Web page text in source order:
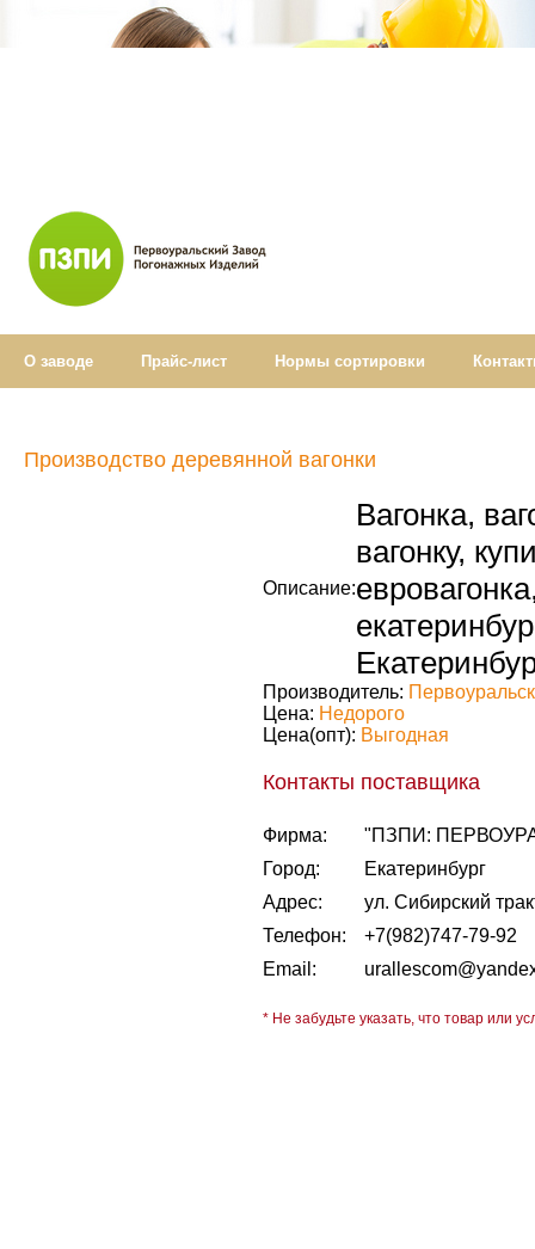
О заводе Прайс-лист Нормы cортировки
Производство деревянной вагонки
Описание:
Вагонка,
вагонку,
Производитель:
Цена: Недорого
Цена(опт): Выгодная
Контакты поставщика
Фирма:
"ПЗПИ:
Город:
Екатеринбург
Адрес:
ул. Сибирский
Телефон:
+7(982)747-79-92
Email:
* Не забудьте указать, что товар или